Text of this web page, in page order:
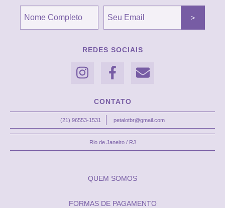
REDES SOCIAIS
CONTATO
(21) 96553-1531 petalotbr@gmail.com
Rio de Janeiro / RJ
QUEM SOMOS
FORMAS DE PAGAMENTO